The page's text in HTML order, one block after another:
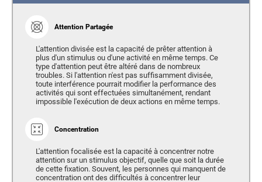
Attention Partagée
L'attention divisée est la capacité de prêter attention à
plus d'un stimulus ou d'une activité en même temps. Ce
type d'attention peut être altéré dans de nombreux
troubles. Si l'attention n'est pas suffisamment divisée,
toute interférence pourrait modifier la performance des
activités qui sont effectuées simultanément, rendant
impossible l'exécution de deux actions en même temps.
Concentration
L'attention focalisée est la capacité à concentrer notre
attention sur un stimulus objectif, quelle que soit la durée
de cette fixation. Souvent, les personnes qui manquent de
concentration ont des difficultés à concentrer leur